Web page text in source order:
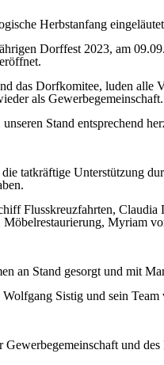
Herbstanfang
Dorffest 2023, am
das Dorfkomitee, luden alle
als Gewerbegemeinschaft.
Stand entsprechend
tatkräftige Unterstützung
Flusskreuzfahrten,
Myriam
an Stand gesorgt und mit
Sistig und sein Team
und